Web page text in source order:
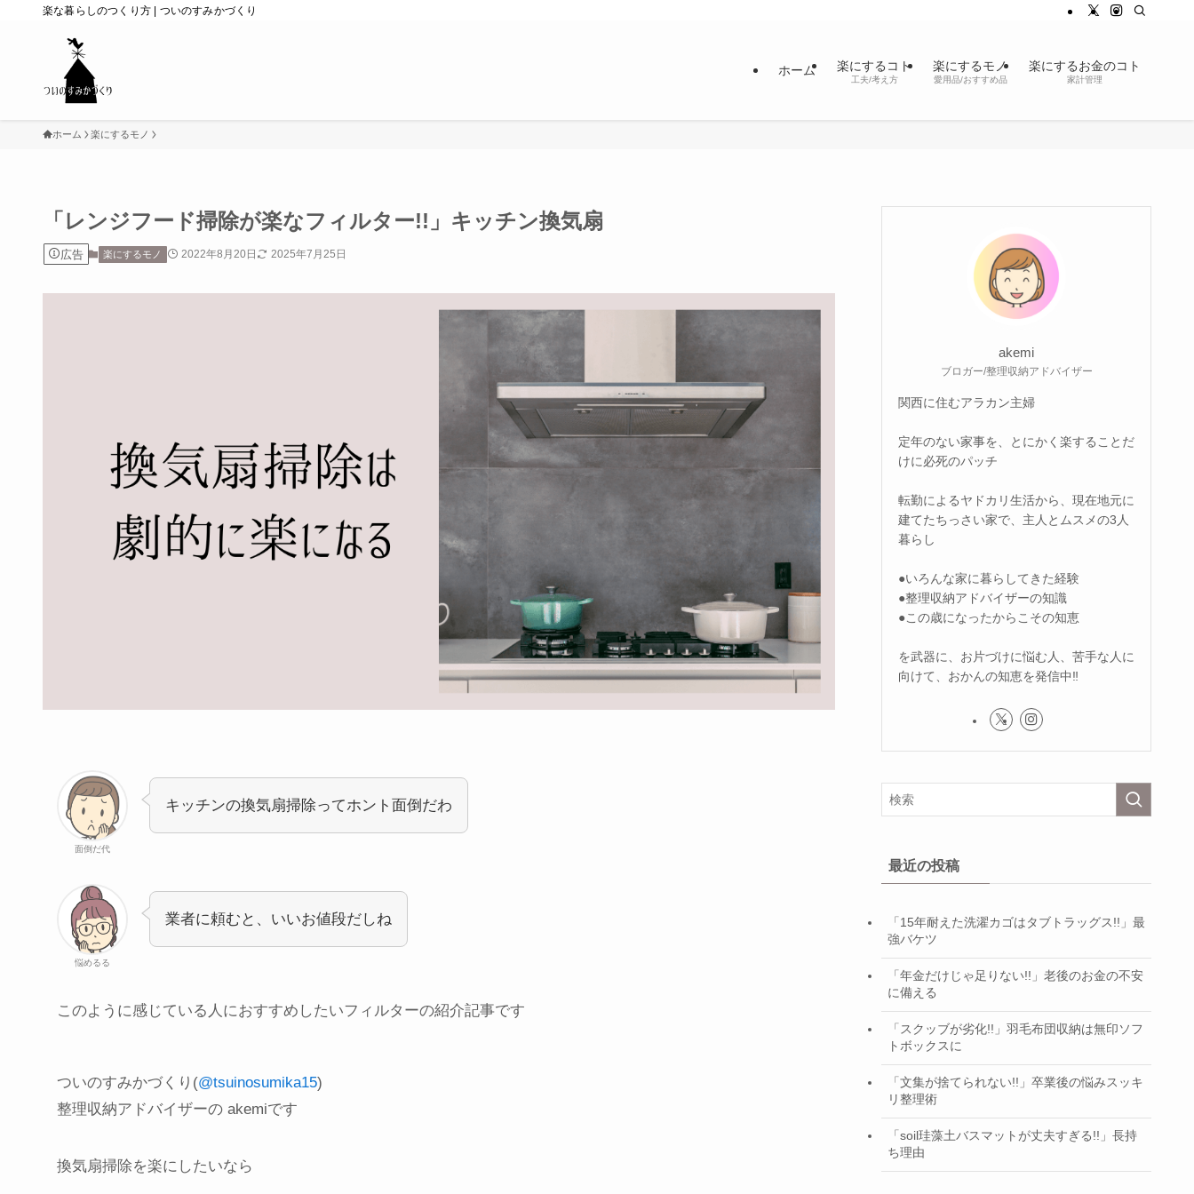
楽な暮らしのつくり方 | ついのすみかづくり
ホーム 楽にするコト
工夫/考え方
楽にするモノ
愛用品/おすすめ品
楽にするお金のコト
家計管理
ホーム 楽にするモノ
「レンジフード掃除が楽なフィルター!!」キッチン換気扇
広告 楽にするモノ 2022年8月20日 2025年7月25日
面倒だ代
キッチンの換気扇掃除ってホント面倒だわ
悩めるる
業者に頼むと、いいお値段だしね
このように感じている人におすすめしたいフィルターの紹介記事です
ついのすみかづくり(@tsuinosumika15)
整理収納アドバイザーの akemiです
換気扇掃除を楽にしたいなら
akemi
ブロガー/整理収納アドバイザー
関西に住むアラカン主婦
定年のない家事を、とにかく楽することだ
けに必死のパッチ
転勤によるヤドカリ生活から、現在地元に
建てたちっさい家で、主人とムスメの3人
暮らし
●いろんな家に暮らしてきた経験
●整理収納アドバイザーの知識
●この歳になったからこその知恵
を武器に、お片づけに悩む人、苦手な人に
向けて、おかんの知恵を発信中‼
最近の投稿
「15年耐えた洗濯カゴはタブトラッグス!!」最
強バケツ
「年金だけじゃ足りない!!」老後のお金の不安
に備える
「スクッブが劣化!!」羽毛布団収納は無印ソフ
トボックスに
「文集が捨てられない!!」卒業後の悩みスッキ
リ整理術
「soil珪藻土バスマットが丈夫すぎる!!」長持
ち理由